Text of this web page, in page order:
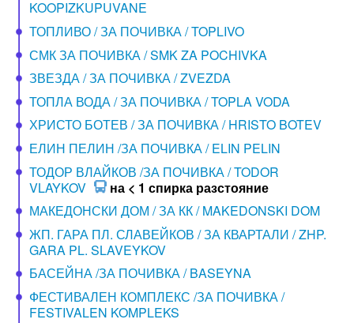
KOOPIZKUPUVANE
ТОПЛИВО / ЗА ПОЧИВКА / TOPLIVO
СМК ЗА ПОЧИВКА / SMK ZA POCHIVKA
ЗВЕЗДА / ЗА ПОЧИВКА / ZVEZDA
ТОПЛА ВОДА / ЗА ПОЧИВКА / TOPLA VODA
ХРИСТО БОТЕВ / ЗА ПОЧИВКА / HRISTO BOTEV
ЕЛИН ПЕЛИН /ЗА ПОЧИВКА / ELIN PELIN
ТОДОР ВЛАЙКОВ /ЗА ПОЧИВКА / TODOR
VLAYKOV
на < 1 спирка разстояние
МАКЕДОНСКИ ДОМ / ЗА КК / MAKEDONSKI DOM
ЖП. ГАРА ПЛ. СЛАВЕЙКОВ / ЗА КВАРТАЛИ / ZHP.
GARA PL. SLAVEYKOV
БАСЕЙНА /ЗА ПОЧИВКА / BASEYNA
ФЕСТИВАЛЕН КОМПЛЕКС /ЗА ПОЧИВКА /
FESTIVALEN KOMPLEKS